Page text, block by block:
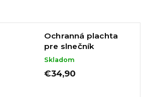
Ochranná plachta
pre slnečník
Skladom
€34,90